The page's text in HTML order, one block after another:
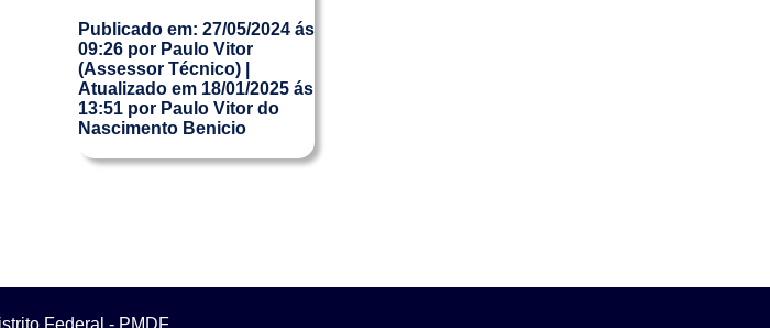
Publicado em: 27/05/2024 ás
09:26 por Paulo Vitor
(Assessor Técnico)
Atualizado em 18/01/2025 ás
13:51 por Paulo Vitor do
Nascimento Benicio
Federal - PMDF